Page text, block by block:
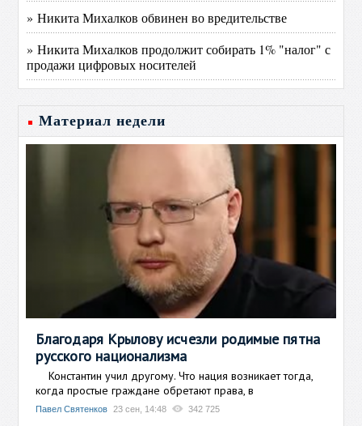
» Никита Михалков обвинен во вредительстве
» Никита Михалков продолжит собирать 1% "налог" с
продажи цифровых носителей
Материал недели
Благодаря Крылову исчезли родимые пятна
русского национализма
Константин учил другому. Что нация возникает тогда,
когда простые граждане обретают права, в
Павел Святенков 23 сен, 14:48 342 725